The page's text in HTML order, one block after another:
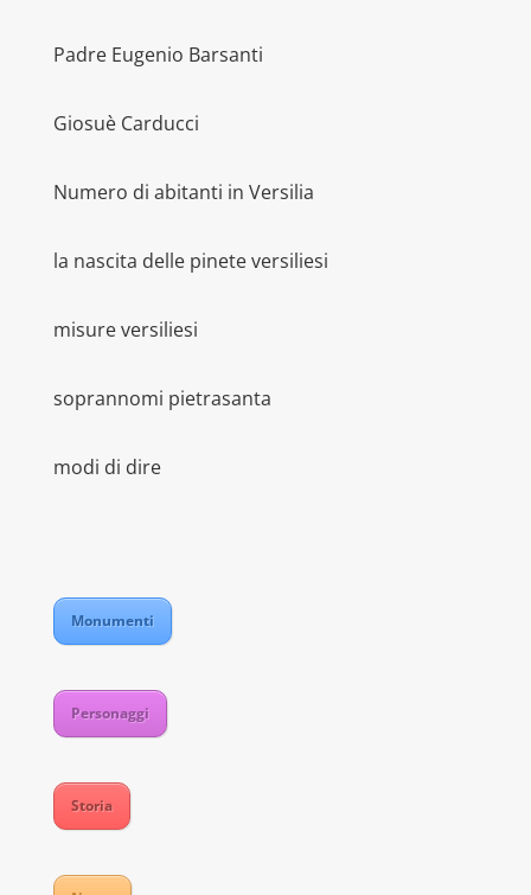
Padre Eugenio Barsanti
Giosuè Carducci
Numero di abitanti in Versilia
la nascita delle pinete versiliesi
misure versiliesi
soprannomi pietrasanta
modi di dire
Monumenti
Personaggi
Storia